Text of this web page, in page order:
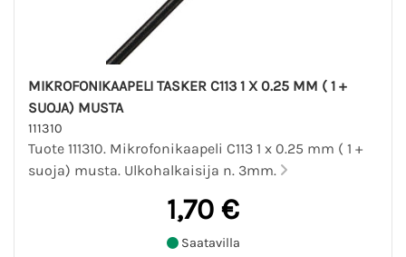
MIKROFONIKAAPELI TASKER C113 1 X 0.25 MM ( 1 +
SUOJA) MUSTA
111310
Tuote 111310. Mikrofonikaapeli C113 1 x 0.25 mm ( 1 +
suoja) musta. Ulkohalkaisija n. 3mm.
1,70 €
Saatavilla